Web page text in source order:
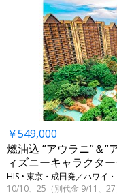
￥549,000
燃油込 “アウラニ”＆“
ィズニーキャラクタ
HIS • 東京・成田発／ハワイ
10/10、25（別代金 9/11、27